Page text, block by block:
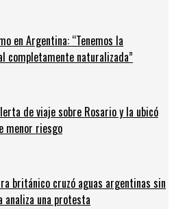
en Argentina: “Tenemos la
completamente naturalizada”
de viaje sobre Rosario y la ubicó
menor riesgo
británico cruzó aguas argentinas sin
analiza una protesta